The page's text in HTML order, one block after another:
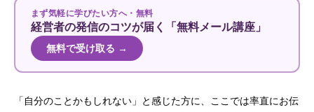
まず気軽に学びたい方へ・無料
経営者の発信のコツが届く「無料メール講座」
無料で受け取る →
「自分のことかもしれない」と感じた方に、ここでは率直にお伝